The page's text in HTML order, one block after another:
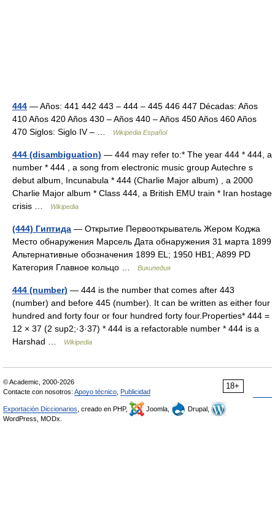
444 — Años: 441 442 443 – 444 – 445 446 447 Décadas: Años
410 Años 420 Años 430 – Años 440 – Años 450 Años 460 Años
470 Siglos: Siglo IV – …
Wikipedia Español
444 (disambiguation) — 444 may refer to:* The year 444 * 444, a
number * 444 , a song from electronic music group Autechre s
debut album, Incunabula * 444 (Charlie Major album) , a 2000
Charlie Major album * Class 444, a British EMU train * Iran hostage
crisis …
Wikipedia
(444) Гиптида — Открытие Первооткрыватель Жером Коджа
Место обнаружения Марсель Дата обнаружения 31 марта 1899
Альтернативные обозначения 1899 EL; 1950 HB1; A899 PD
Категория Главное кольцо …
Википедия
444 (number) — 444 is the number that comes after 443
(number) and before 445 (number). It can be written as either four
hundred and forty four or four hundred forty four.Properties* 444 =
12 × 37 (2 sup2;·3·37) * 444 is a refactorable number * 444 is a
Harshad …
Wikipedia
18+
© Academic, 2000-2026
Contacte con nosotros: Apoyo técnico Publicidad
Exportación Diccionarios , creado en PHP, Joomla,
Drupal,
WordPress, MODx.